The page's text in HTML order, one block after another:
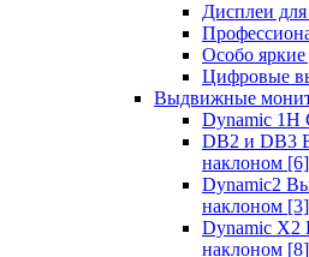
Дисплеи
Особо
Цифровые
Выдвижные
Dynamic 1Н
DB2 и DB3
наклоном [6]
Dynamic2
наклоном [3]
Dynamic
наклоном [8]